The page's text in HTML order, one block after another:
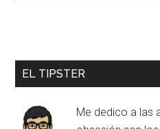
EL TIPSTER
Me dedico a las